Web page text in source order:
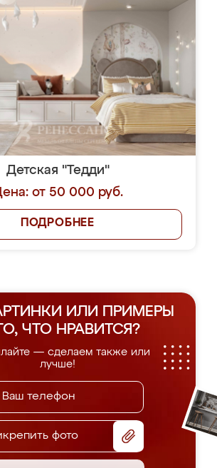
Детская "Тедди"
от 50 000 руб.
ПОДРОБНЕЕ
ИЛИ ПРИМЕРЫ
ЧТО НРАВИТСЯ?
— сделаем также или
лучше!
фото